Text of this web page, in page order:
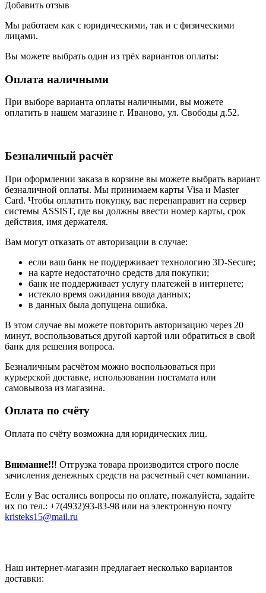
Добавить отзыв
Мы работаем как с юридическими, так и с физическими
лицами.
Вы можете выбрать один из трёх вариантов оплаты:
Оплата наличными
При выборе варианта оплаты наличными, вы можете
оплатить в нашем магазине г. Иваново, ул. Свободы д.52.
Безналичный расчёт
При оформлении заказа в корзине вы можете выбрать вариант
безналичной оплаты. Мы принимаем карты Visa и Master
Card. Чтобы оплатить покупку, вас перенаправит на сервер
системы ASSIST, где вы должны ввести номер карты, срок
действия, имя держателя.
Вам могут отказать от авторизации в случае:
если ваш банк не поддерживает технологию 3D-Secure;
на карте недостаточно средств для покупки;
банк не поддерживает услугу платежей в интернете;
истекло время ожидания ввода данных;
в данных была допущена ошибка.
В этом случае вы можете повторить авторизацию через 20
минут, воспользоваться другой картой или обратиться в свой
банк для решения вопроса.
Безналичным расчётом можно воспользоваться при
курьерской доставке, использовании постамата или
самовывоза из магазина.
Оплата по счёту
Оплата по счёту возможна для юридических лиц.
Внимание!!! Отгрузка товара производится строго после
зачисления денежных средств на расчетный счет компании.
Если у Вас остались вопросы по оплате, пожалуйста, задайте
их по тел.: +7(4932)93-83-98 или на электронную почту
kristeks15@mail.ru
Наш интернет-магазин предлагает несколько вариантов
доставки: